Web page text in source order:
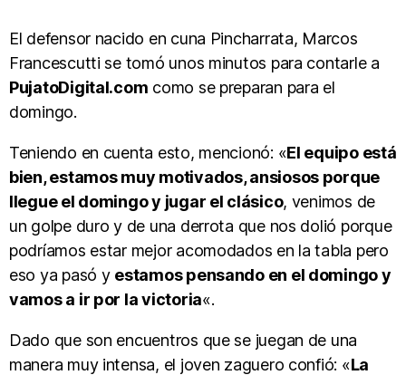
El defensor nacido en cuna Pincharrata, Marcos
Francescutti se tomó unos minutos para contarle a
PujatoDigital.com como se preparan para el
domingo.
Teniendo en cuenta esto, mencionó: «El equipo está
bien, estamos muy motivados, ansiosos porque
llegue el domingo y jugar el clásico, venimos de
un golpe duro y de una derrota que nos dolió porque
podríamos estar mejor acomodados en la tabla pero
eso ya pasó y estamos pensando en el domingo y
vamos a ir por la victoria«.
Dado que son encuentros que se juegan de una
manera muy intensa, el joven zaguero confió: «La